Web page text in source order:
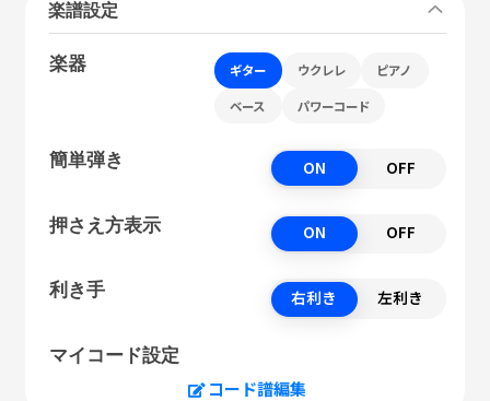
楽譜設定
楽器 ギター ウクレレ ピアノ
ベース パワーコード
簡単弾き ON OFF
押さえ方表示 ON OFF
利き手 右利き 左利き
マイコード設定
コード譜編集